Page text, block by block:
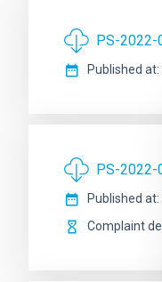
PS-2022-
Published at
PS-2022-
Published at
Complaint